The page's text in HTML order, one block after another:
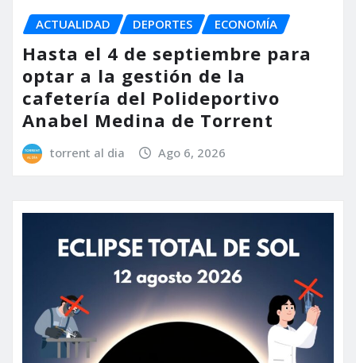
ACTUALIDAD DEPORTES ECONOMÍA
Hasta el 4 de septiembre para
optar a la gestión de la
cafetería del Polideportivo
Anabel Medina de Torrent
torrent al dia Ago 6, 2026